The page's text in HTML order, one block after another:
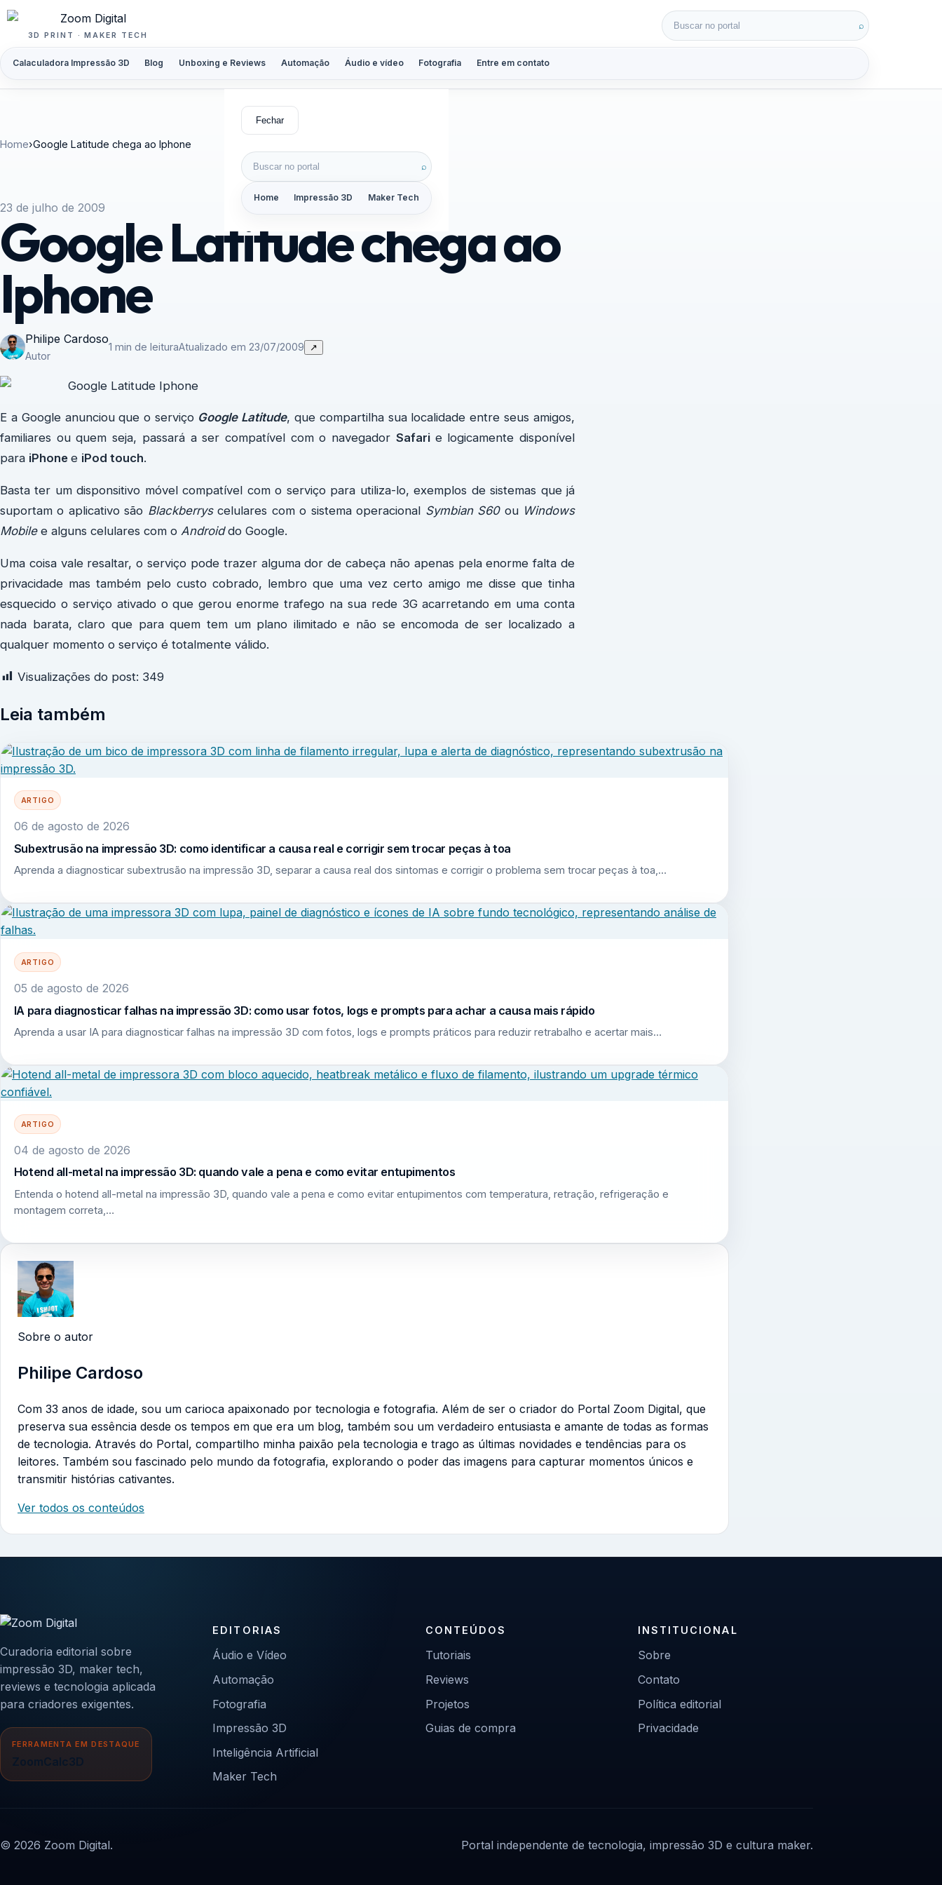
Pular para o conteúdo
3D PRINT · MAKER TECH
Calaculadora Impressão 3D Blog Unboxing e Reviews Automação Áudio e vídeo Fotografia Entre em contato
Buscar por: ⌕
Fechar
Buscar por: ⌕
Home Impressão 3D Maker Tech
Home›Google Latitude chega ao Iphone
23 de julho de 2009
Google Latitude chega ao
Iphone
Philipe Cardoso
Autor
1 min de leituraAtualizado em 23/07/2009 ↗
E a Google anunciou que o serviço Google Latitude, que compartilha sua localidade entre seus amigos,
familiares ou quem seja, passará a ser compatível com o navegador Safari e logicamente disponível
para iPhone e iPod touch.
Basta ter um disponsitivo móvel compatível com o serviço para utiliza-lo, exemplos de sistemas que já
suportam o aplicativo são Blackberryscelulares com o sistema operacional Symbian S60ou Windows
Mobilee alguns celulares com o Androiddo Google.
Uma coisa vale resaltar, o serviço pode trazer alguma dor de cabeça não apenas pela enorme falta de
privacidade mas também pelo custo cobrado, lembro que uma vez certo amigo me disse que tinha
esquecido o serviço ativado o que gerou enorme trafego na sua rede 3G acarretando em uma conta
nada barata, claro que para quem tem um plano ilimitado e não se encomoda de ser localizado a
qualquer momento o serviço é totalmente válido.
Visualizações do post: 349
Leia também
ARTIGO
06 de agosto de 2026
Subextrusão na impressão 3D: como identificar a causa real e corrigir sem trocar peças à toa
Aprenda a diagnosticar subextrusão na impressão 3D, separar a causa real dos sintomas e corrigir o problema sem trocar peças à toa,…
ARTIGO
05 de agosto de 2026
IA para diagnosticar falhas na impressão 3D: como usar fotos, logs e prompts para achar a causa mais rápido
Aprenda a usar IA para diagnosticar falhas na impressão 3D com fotos, logs e prompts práticos para reduzir retrabalho e acertar mais…
ARTIGO
04 de agosto de 2026
Hotend all-metal na impressão 3D: quando vale a pena e como evitar entupimentos
Entenda o hotend all-metal na impressão 3D, quando vale a pena e como evitar entupimentos com temperatura, retração, refrigeração e
montagem correta,…
Sobre o autor
Philipe Cardoso
Com 33 anos de idade, sou um carioca apaixonado por tecnologia e fotografia. Além de ser o criador do Portal Zoom Digital, que
preserva sua essência desde os tempos em que era um blog, também sou um verdadeiro entusiasta e amante de todas as formas
de tecnologia. Através do Portal, compartilho minha paixão pela tecnologia e trago as últimas novidades e tendências para os
leitores. Também sou fascinado pelo mundo da fotografia, explorando o poder das imagens para capturar momentos únicos e
transmitir histórias cativantes.
Ver todos os conteúdos
Curadoria editorial sobre
impressão 3D, maker tech,
reviews e tecnologia aplicada
para criadores exigentes.
FERRAMENTA EM DESTAQUE
ZoomCalc3D
EDITORIAS
Áudio e Vídeo
Automação
Fotografia
Impressão 3D
Inteligência Artificial
Maker Tech
CONTEÚDOS
Tutoriais
Reviews
Projetos
Guias de compra
INSTITUCIONAL
Sobre
Contato
Política editorial
Privacidade
© 2026 Zoom Digital. Portal independente de tecnologia, impressão 3D e cultura maker.